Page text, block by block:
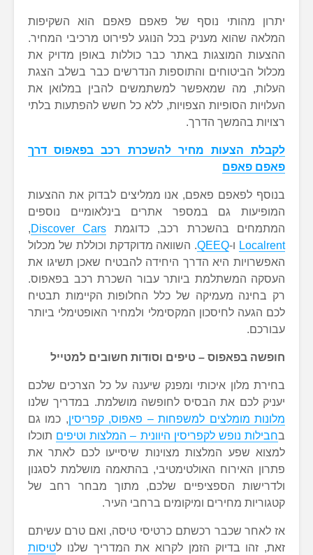
יתרון מהותי נוסף של פאפם פאפם הוא השקיפות
המלאה שהוא מעניק בכל הנוגע לפירוט מרכיבי המחיר.
ההצעות המוצגות באתר כבר כוללות באופן מדויק את
מכלול הביטוחים והתוספות הנדרשים כבר בשלב הצגת
העלות, מה שמאפשר למשתמשים להבין במלואן את
העלויות הסופיות הצפויות, ללא כל חשש להפתעות בלתי
רצויות בהמשך הדרך.
לקבלת הצעות מחיר להשכרת רכב בפאפוס דרך
פאפם פאפם
בנוסף לפאפם פאפם, אנו ממליצים לבדוק את ההצעות
המופיעות גם במספר אתרים בינלאומיים נוספים
המתמחים בהשכרת רכב, כדוגמת Discover Cars
,
Localrent ו-QEEQ. השוואה מדוקדקת וכוללת של מכלול
האפשרויות היא הדרך היחידה להבטיח שאכן תשיגו את
העסקה המשתלמת ביותר עבור השכרת רכב בפאפוס.
רק בחינה מעמיקה של כלל החלופות הקיימות תבטיח
לכם הגעה לחיסכון המקסימלי ולמחיר האופטימלי ביותר
עבורכם.
חופשה בפאפוס – טיפים וסודות חשובים למטייל
בחירת מלון איכותי ומפנק שיענה על כל הצרכים שלכם
יעניק לכם את הבסיס לחופשה מושלמת. במדריך שלנו
מלונות מומלצים למשפחות – פאפוס, קפריסין, כמו גם
בחבילות נופש לקפריסין היוונית – המלצות וטיפים תוכלו
למצוא שפע המלצות מצוינות שיסייעו לכם לאתר את
פתרון האירוח האולטימטיבי, בהתאמה מושלמת לסגנון
ולדרישות הספציפיים שלכם, מתוך מבחר רחב של
קטגוריות מחירים ומיקומים ברחבי העיר.
אז לאחר שכבר רכשתם כרטיסי טיסה, ואם טרם עשיתם
זאת, זהו בדיוק הזמן לקרוא את המדריך שלנו לטיסות